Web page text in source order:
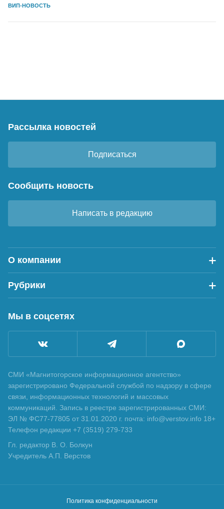
ВИП-НОВОСТЬ
Рассылка новостей
Подписаться
Сообщить новость
Написать в редакцию
О компании
Рубрики
Мы в соцсетях
СМИ «Магнитогорское информационное агентство»
зарегистрировано Федеральной службой по надзору в сфере
связи, информационных технологий и массовых
коммуникаций. Запись в реестре зарегистрированных СМИ:
ЭЛ № ФС77-77805 от 31.01.2020 г. почта: info@verstov.info 18+
Телефон редакции +7 (3519) 279-733
Гл. редактор В. О. Болкун
Учредитель А.П. Верстов
Политика конфиденциальности